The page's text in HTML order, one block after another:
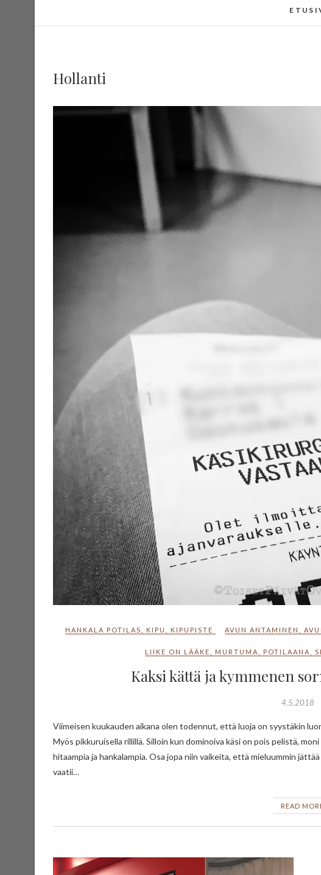
Hollanti
HANKALA POTILAS KIPU KIPUPISTE AVUN ANTAMINEN
LIIKE ON LÄÄKE MURTUMA POTILAANA
Kaksi kättä ja kymmenen
4.5.2018
Viimeisen kuukauden aikana olen todennut, että luoja on syystäkin luonut ihmiselle kaksi kättä ja jokaisella sormella on tehtävänsä.
Myös pikkuruisella rillillä. Silloin kun dominoiva käsi on pois pelistä,
hitaampia ja hankalampia. Osa jopa niin vaikeita, että mieluummin
vaatii…
READ